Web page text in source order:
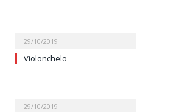
29/10/2019
Violonchelo
29/10/2019